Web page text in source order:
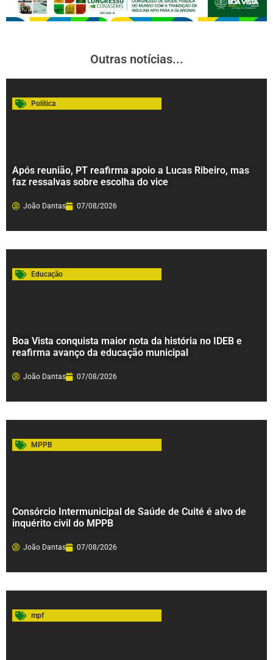
Outras notícias...
Política
Após reunião, PT reafirma apoio a Lucas Ribeiro, mas
faz ressalvas sobre escolha do vice
João Dantas 07/08/2026
Educação
Boa Vista conquista maior nota da história no IDEB e
reafirma avanço da educação municipal
João Dantas 07/08/2026
MPPB
Consórcio Intermunicipal de Saúde de Cuité é alvo de
inquérito civil do MPPB
João Dantas 07/08/2026
mpf